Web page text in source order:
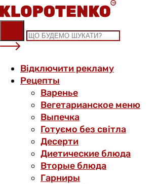
Skip
to
content
Відключити рекламу
Рецепты
Варенье
Вегетарианское меню
Выпечка
Готуємо без світла
Десерти
Диетические блюда
Вторые блюда
Гарниры